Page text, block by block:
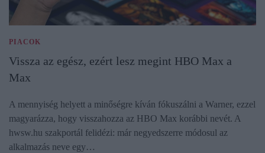
PIACOK
Vissza az egész, ezért lesz megint HBO Max a
Max
A mennyiség helyett a minőségre kíván fókuszálni a Warner, ezzel
magyarázza, hogy visszahozza az HBO Max korábbi nevét. A
hwsw.hu szakportál felidézi: már negyedszerre módosul az
alkalmazás neve egy…